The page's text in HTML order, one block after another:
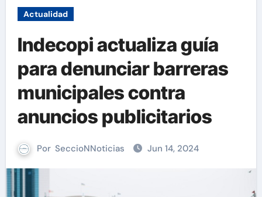
Actualidad
Indecopi actualiza guía
para denunciar barreras
municipales contra
anuncios publicitarios
Por SeccioNNoticias Jun 14, 2024